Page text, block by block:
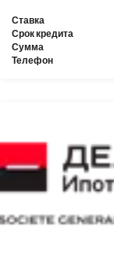
Ставка
Срок кредита
Сумма
Телефон